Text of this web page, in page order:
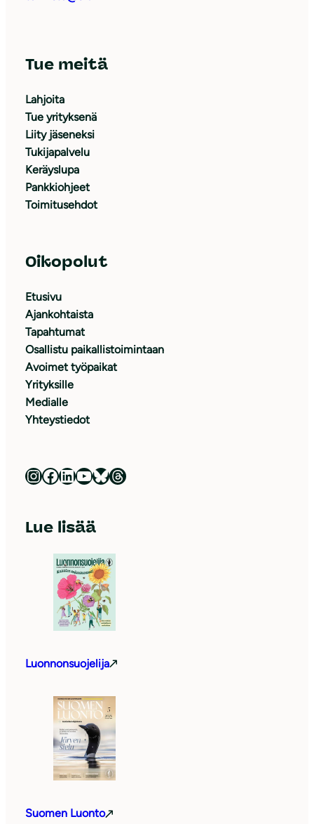
Tue meitä
Lahjoita
Tue yrityksenä
Liity jäseneksi
Tukijapalvelu
Keräyslupa
Pankkiohjeet
Toimitusehdot
Oikopolut
Etusivu
Ajankohtaista
Tapahtumat
Osallistu paikallistoimintaan
Avoimet työpaikat
Yrityksille
Medialle
Yhteystiedot
Luonnonsuojeluliitto Instagramissa Luonnonsuojeluliitto Facebookissa Luonnonsuojeluliitto LinkedInissä Luonnonsuojeluliiton YouTube-kanava Luonnonsuojeluliitto Blueskyssa Luonnonsuojeluliitto Threadsissa
Lue lisää
Luonnonsuojelija
Suomen Luonto